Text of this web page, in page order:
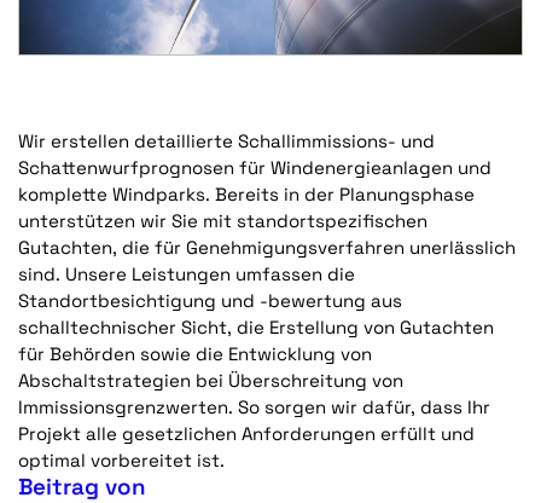
Wir erstellen detaillierte Schallimmissions- und
Schattenwurfprognosen für Windenergieanlagen und
komplette Windparks. Bereits in der Planungsphase
unterstützen wir Sie mit standortspezifischen
Gutachten, die für Genehmigungsverfahren unerlässlich
sind. Unsere Leistungen umfassen die
Standortbesichtigung und -bewertung aus
schalltechnischer Sicht, die Erstellung von Gutachten
für Behörden sowie die Entwicklung von
Abschaltstrategien bei Überschreitung von
Immissionsgrenzwerten. So sorgen wir dafür, dass Ihr
Projekt alle gesetzlichen Anforderungen erfüllt und
optimal vorbereitet ist.
Beitrag von